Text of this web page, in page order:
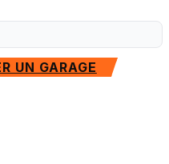
UN GARAGE